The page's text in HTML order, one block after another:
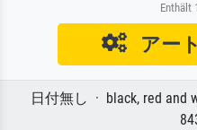
Enthält
アー
日付無し · black, red and